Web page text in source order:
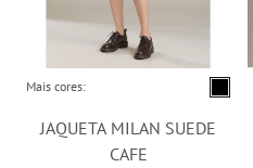
Mais cores:
JAQUETA MILAN SUEDE
CAFE